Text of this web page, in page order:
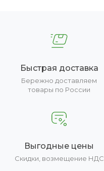
Быстрая доставка
Бережно доставляем
товары по России
Выгодные цены
Скидки, возмещение НДС